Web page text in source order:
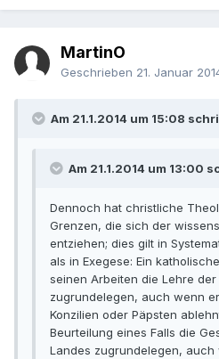
MartinO
Geschrieben 21. Januar
Am 21.1.2014 um 15:08
Am 21.1.2014 um 13:00
Dennoch hat christliche
Grenzen, die sich der
entziehen; dies gilt in
als in Exegese: Ein
seinen Arbeiten die Lehre
zugrundelegen, auch wenn
Konzilien oder Päpsten
Beurteilung eines Falls die
Landes zugrundelegen,